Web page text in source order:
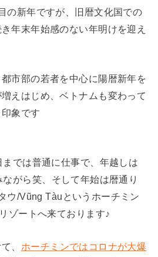
の新年ですが、旧暦文化国での
年末年始感のない年明けを迎え
市部の若者を中心に陽暦新年を
えはじめ、ベトナムも変わって
象です
では普通に仕事で、年越しは
がら笑、そして年始は暦通り
ウ/Vũng Tàuというホーチミン
ゾートへ来ております♪
、 ホーチミンではコロナが大爆